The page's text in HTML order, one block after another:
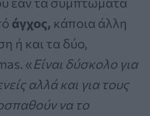
άγχος, κάποια άλλη
ή και τα δύο,
«Είναι δύσκολο για
αλλά και για τους
να το